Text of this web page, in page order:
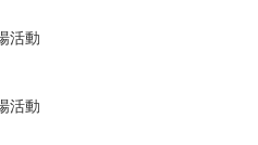
活動
活動